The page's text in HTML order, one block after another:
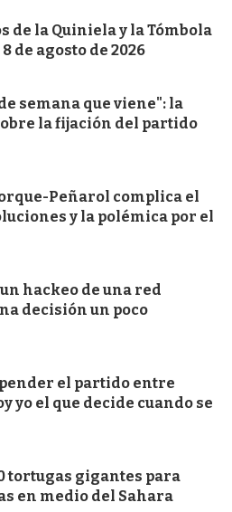
de la Quiniela y la Tómbola
de agosto de 2026
semana que viene": la
la fijación del partido
Peñarol complica el
y la polémica por el
hackeo de una red
decisión un poco
el partido entre
yo el que decide cuando se
tortugas gigantes para
en medio del Sahara